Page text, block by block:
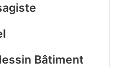
Bâtiment